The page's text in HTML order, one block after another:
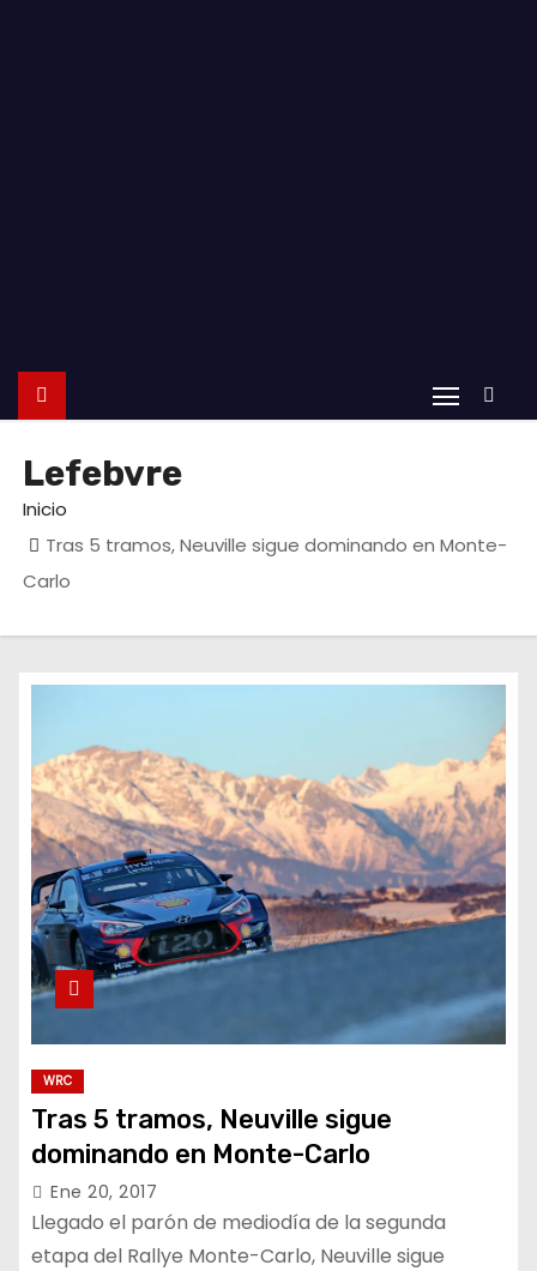
Lefebvre
Inicio
Tras 5 tramos, Neuville sigue dominando en Monte-
Carlo
WRC
Tras 5 tramos, Neuville sigue
dominando en Monte-Carlo
Ene 20, 2017
Llegado el parón de mediodía de la segunda
etapa del Rallye Monte-Carlo, Neuville sigue